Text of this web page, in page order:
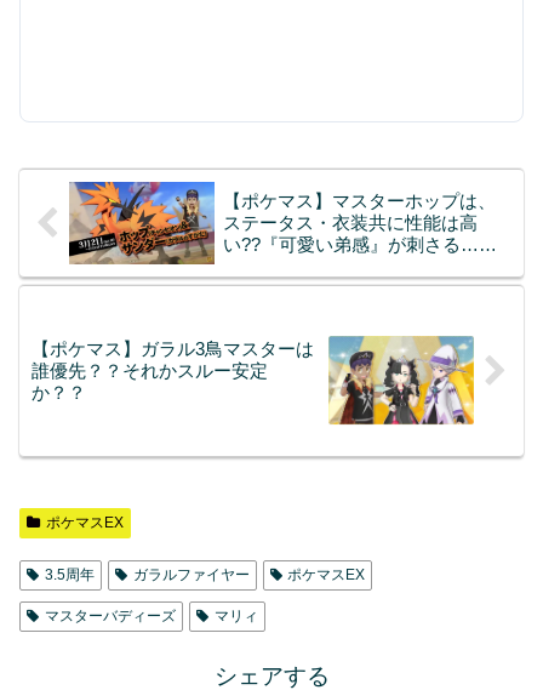
【ポケマス】マスターホップは、
ステータス・衣装共に性能は高
い??『可愛い弟感』が刺さる…の
【ポケマス】ガラル3鳥マスターは
誰優先？？それかスルー安定
か？？
ポケマスEX
3.5周年 ガラルファイヤー ポケマスEX
マスターバディーズ マリィ
シェアする